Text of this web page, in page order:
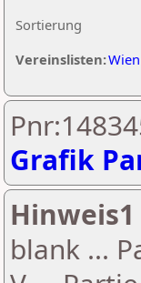
Sortierung
Vereinslisten:Wien
Grafik
Hinweis1
blank ...